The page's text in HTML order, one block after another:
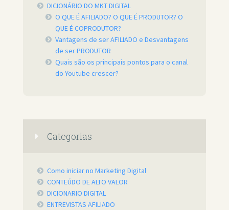
DICIONÁRIO DO MKT DIGITAL
O QUE É AFILIADO? O QUE É PRODUTOR? O
QUE É COPRODUTOR?
Vantagens de ser AFILIADO e Desvantagens
de ser PRODUTOR
Quais são os principais pontos para o canal
do Youtube crescer?
Categorias
Como iniciar no Marketing Digital
CONTEÚDO DE ALTO VALOR
DICIONARIO DIGITAL
ENTREVISTAS AFILIADO